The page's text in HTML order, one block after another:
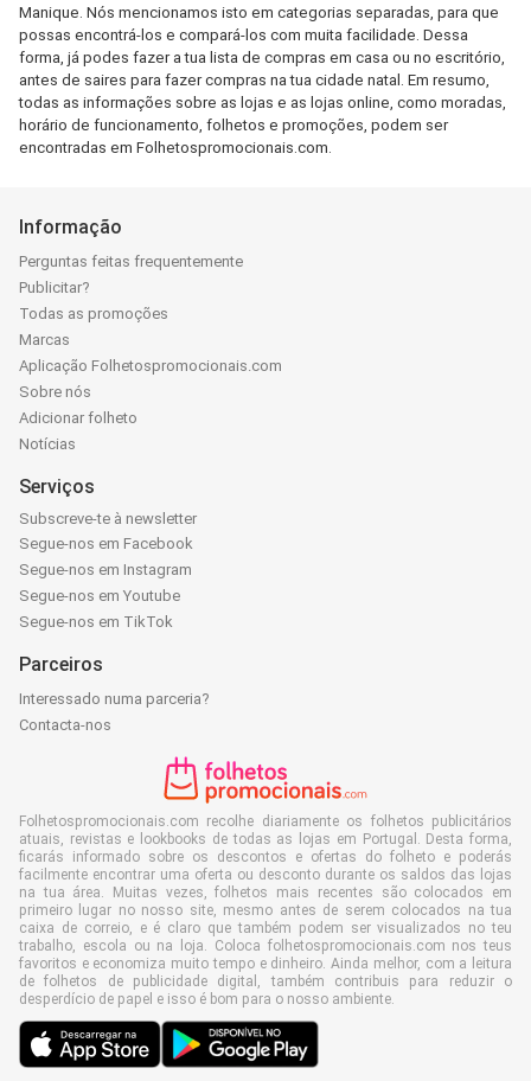
Manique. Nós mencionamos isto em categorias separadas, para que
possas encontrá-los e compará-los com muita facilidade. Dessa
forma, já podes fazer a tua lista de compras em casa ou no escritório,
antes de saires para fazer compras na tua cidade natal. Em resumo,
todas as informações sobre as lojas e as lojas online, como moradas,
horário de funcionamento, folhetos e promoções, podem ser
encontradas em Folhetospromocionais.com.
Informação
Perguntas feitas frequentemente
Publicitar?
Todas as promoções
Marcas
Aplicação Folhetospromocionais.com
Sobre nós
Adicionar folheto
Notícias
Serviços
Subscreve-te à newsletter
Segue-nos em Facebook
Segue-nos em Instagram
Segue-nos em Youtube
Segue-nos em TikTok
Parceiros
Interessado numa parceria?
Contacta-nos
Folhetospromocionais.com recolhe diariamente os folhetos publicitários
atuais, revistas e lookbooks de todas as lojas em Portugal. Desta forma,
ficarás informado sobre os descontos e ofertas do folheto e poderás
facilmente encontrar uma oferta ou desconto durante os saldos das lojas
na tua área. Muitas vezes, folhetos mais recentes são colocados em
primeiro lugar no nosso site, mesmo antes de serem colocados na tua
caixa de correio, e é claro que também podem ser visualizados no teu
trabalho, escola ou na loja. Coloca folhetospromocionais.com nos teus
favoritos e economiza muito tempo e dinheiro. Ainda melhor, com a leitura
de folhetos de publicidade digital, também contribuis para reduzir o
desperdício de papel e isso é bom para o nosso ambiente.